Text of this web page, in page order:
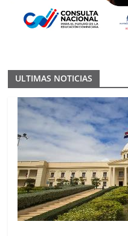
ULTIMAS NOTICIAS